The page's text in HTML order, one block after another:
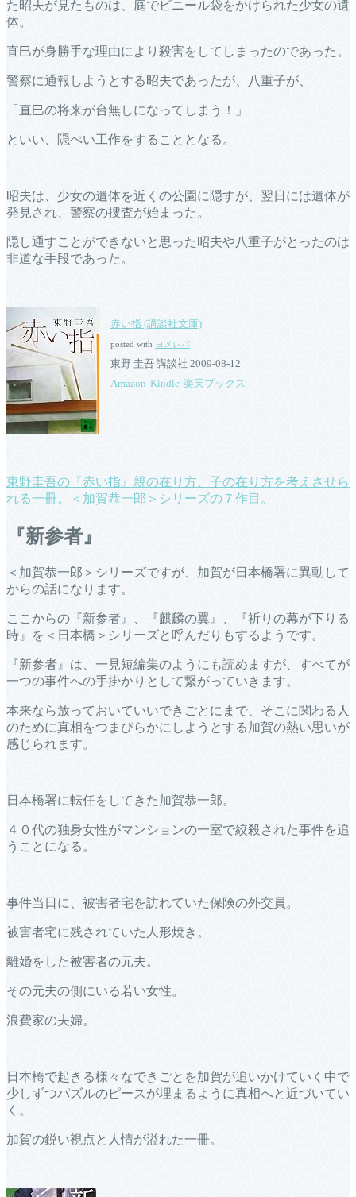
た昭夫が見たものは、庭でビニール袋をかけられた少女の遺
体。
直巳が身勝手な理由により殺害をしてしまったのであった。
警察に通報しようとする昭夫であったが、八重子が、
「直巳の将来が台無しになってしまう！」
といい、隠ぺい工作をすることとなる。
昭夫は、少女の遺体を近くの公園に隠すが、翌日には遺体が
発見され、警察の捜査が始まった。
隠し通すことができないと思った昭夫や八重子がとったのは
非道な手段であった。
赤い指 (講談社文庫)
posted with ヨメレバ
東野 圭吾 講談社 2009-08-12
Amazon Kindle 楽天ブックス
東野圭吾の『赤い指』親の在り方、子の在り方を考えさせら
れる一冊。＜加賀恭一郎＞シリーズの７作目。
『新参者』
＜加賀恭一郎＞シリーズですが、加賀が日本橋署に異動して
からの話になります。
ここからの『新参者』、『麒麟の翼』、『祈りの幕が下りる
時』を＜日本橋＞シリーズと呼んだりもするようです。
『新参者』は、一見短編集のようにも読めますが、すべてが
一つの事件への手掛かりとして繋がっていきます。
本来なら放っておいていいできごとにまで、そこに関わる人
のために真相をつまびらかにしようとする加賀の熱い思いが
感じられます。
日本橋署に転任をしてきた加賀恭一郎。
４０代の独身女性がマンションの一室で絞殺された事件を追
うことになる。
事件当日に、被害者宅を訪れていた保険の外交員。
被害者宅に残されていた人形焼き。
離婚をした被害者の元夫。
その元夫の側にいる若い女性。
浪費家の夫婦。
日本橋で起きる様々なできごとを加賀が追いかけていく中で
少しずつパズルのピースが埋まるように真相へと近づいてい
く。
加賀の鋭い視点と人情が溢れた一冊。